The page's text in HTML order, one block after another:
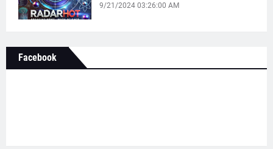
9/21/2024 03:26:00 AM
Facebook